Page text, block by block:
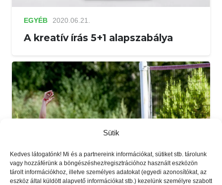
Sütik
Kedves látogatónk! Mi és a partnereink információkat, sütiket stb. tárolunk
vagy hozzáférünk a böngészéshez/regisztrációhoz használt eszközön
tárolt információkhoz, illetve személyes adatokat (egyedi azonosítókat, az
eszköz által küldött alapvető információkat stb.) kezelünk személyre szabott
EGYÉB 2020.06.21.
A kreatív írás 5+1 alapszabálya